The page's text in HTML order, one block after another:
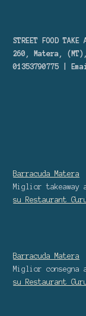
STREET FOOD
260, Matera,
01353790775 |
Barracuda Matera
Miglior takeaway
su Restaurant
Barracuda Matera
Miglior consegna
su Restaurant